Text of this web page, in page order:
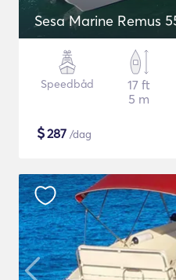
Sesa Marine Remus
Speedbåd
17 ft
5 m
$287 /dag